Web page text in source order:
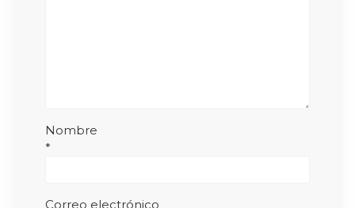
Nombre
*
Correo electrónico